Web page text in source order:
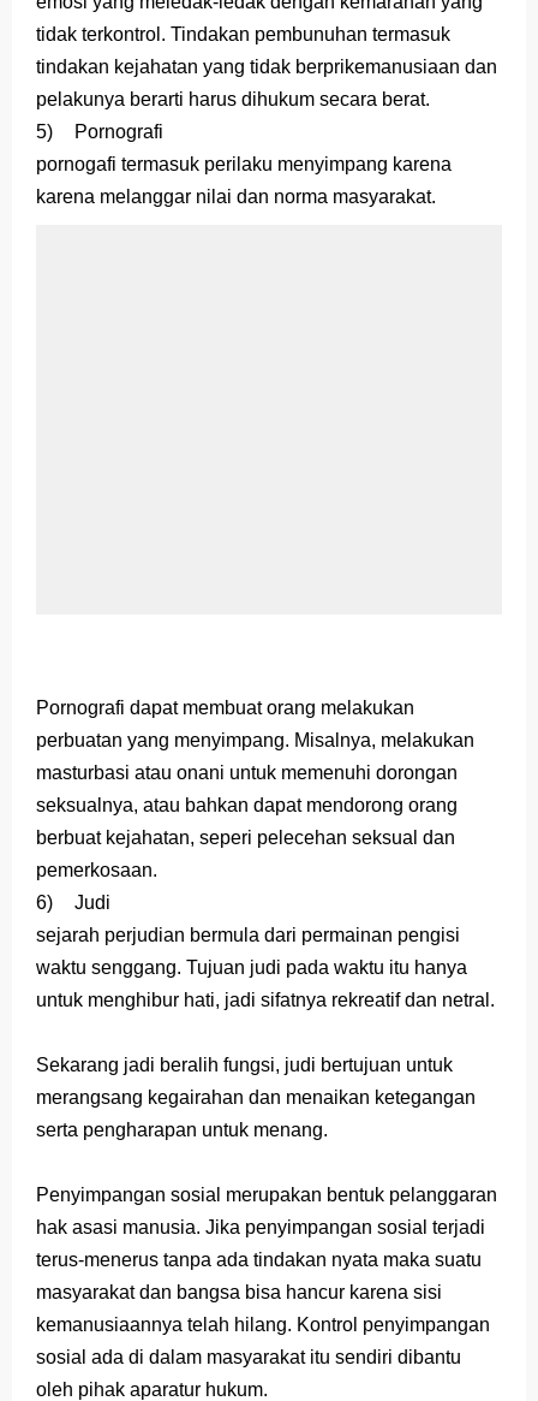
tidak terkontrol. Tindakan pembunuhan termasuk
tindakan kejahatan yang tidak berprikemanusiaan dan
pelakunya berarti harus dihukum secara berat.
5)
Pornografi
pornogafi termasuk perilaku menyimpang karena
karena melanggar nilai dan norma masyarakat.
Pornografi dapat membuat orang melakukan
perbuatan yang menyimpang. Misalnya, melakukan
masturbasi atau onani untuk memenuhi dorongan
seksualnya, atau bahkan dapat mendorong orang
berbuat kejahatan, seperi pelecehan seksual dan
pemerkosaan.
6)
Judi
sejarah perjudian bermula dari permainan pengisi
waktu senggang. Tujuan judi pada waktu itu hanya
untuk menghibur hati, jadi sifatnya rekreatif dan netral.
Sekarang jadi beralih fungsi, judi bertujuan untuk
merangsang kegairahan dan menaikan ketegangan
serta pengharapan untuk menang.
Penyimpangan sosial merupakan bentuk pelanggaran
hak asasi manusia. Jika penyimpangan sosial terjadi
terus-menerus tanpa ada tindakan nyata maka suatu
masyarakat dan bangsa bisa hancur karena sisi
kemanusiaannya telah hilang. Kontrol penyimpangan
sosial ada di dalam masyarakat itu sendiri dibantu
oleh pihak aparatur hukum.